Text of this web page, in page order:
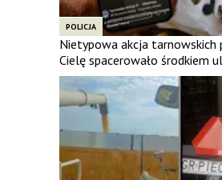
POLICJA
Nietypowa akcja tarnowskich
Cielę spacerowało środkiem